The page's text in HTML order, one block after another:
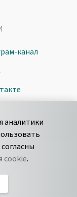
аналитики
cookie.
канал